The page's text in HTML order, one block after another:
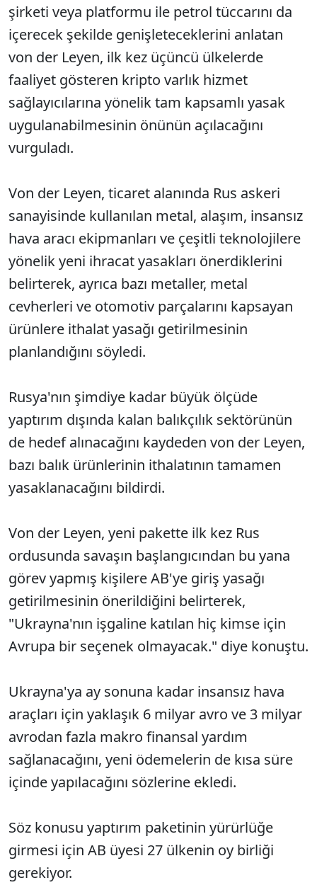
şirketi veya platformu ile petrol tüccarını da
içerecek şekilde genişleteceklerini anlatan
von der Leyen, ilk kez üçüncü ülkelerde
faaliyet gösteren kripto varlık hizmet
sağlayıcılarına yönelik tam kapsamlı yasak
uygulanabilmesinin önünün açılacağını
vurguladı.
Von der Leyen, ticaret alanında Rus askeri
sanayisinde kullanılan metal, alaşım, insansız
hava aracı ekipmanları ve çeşitli teknolojilere
yönelik yeni ihracat yasakları önerdiklerini
belirterek, ayrıca bazı metaller, metal
cevherleri ve otomotiv parçalarını kapsayan
ürünlere ithalat yasağı getirilmesinin
planlandığını söyledi.
Rusya'nın şimdiye kadar büyük ölçüde
yaptırım dışında kalan balıkçılık sektörünün
de hedef alınacağını kaydeden von der Leyen,
bazı balık ürünlerinin ithalatının tamamen
yasaklanacağını bildirdi.
Von der Leyen, yeni pakette ilk kez Rus
ordusunda savaşın başlangıcından bu yana
görev yapmış kişilere AB'ye giriş yasağı
getirilmesinin önerildiğini belirterek,
"Ukrayna'nın işgaline katılan hiç kimse için
Avrupa bir seçenek olmayacak." diye konuştu.
Ukrayna'ya ay sonuna kadar insansız hava
araçları için yaklaşık 6 milyar avro ve 3 milyar
avrodan fazla makro finansal yardım
sağlanacağını, yeni ödemelerin de kısa süre
içinde yapılacağını sözlerine ekledi.
Söz konusu yaptırım paketinin yürürlüğe
girmesi için AB üyesi 27 ülkenin oy birliği
gerekiyor.